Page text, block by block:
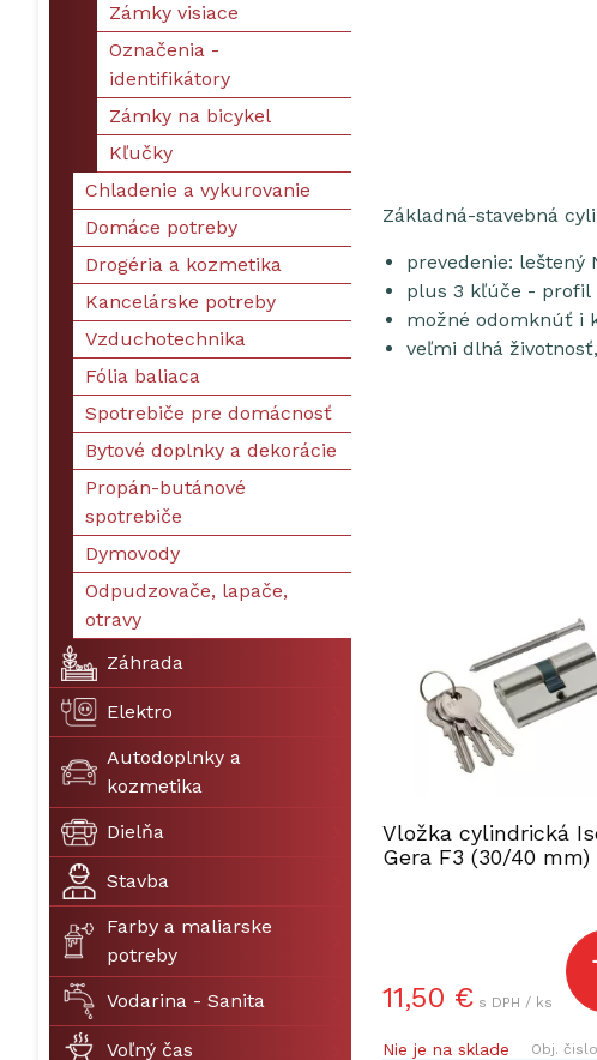
Základná-stavebná
prevedenie: leštený
plus 3 kľúče - profil
možné odomknúť i
veľmi dlhá
Vložka cylindrická
Gera F3 (30/40 mm)
11,50 € s DPH / ks
Nie je na sklade Obj.
Zámky visiace
Označenia -
identifikátory
Zámky na bicykel
Kľučky
Chladenie a vykurovanie
Domáce potreby
Drogéria a kozmetika
Kancelárske potreby
Vzduchotechnika
Fólia baliaca
Spotrebiče pre domácnosť
Bytové doplnky a dekorácie
Propán-butánové
spotrebiče
Dymovody
Odpudzovače, lapače,
otravy
Záhrada
Elektro
Autodoplnky a
kozmetika
Dielňa
Stavba
Farby a maliarske
potreby
Vodarina - Sanita
Voľný čas